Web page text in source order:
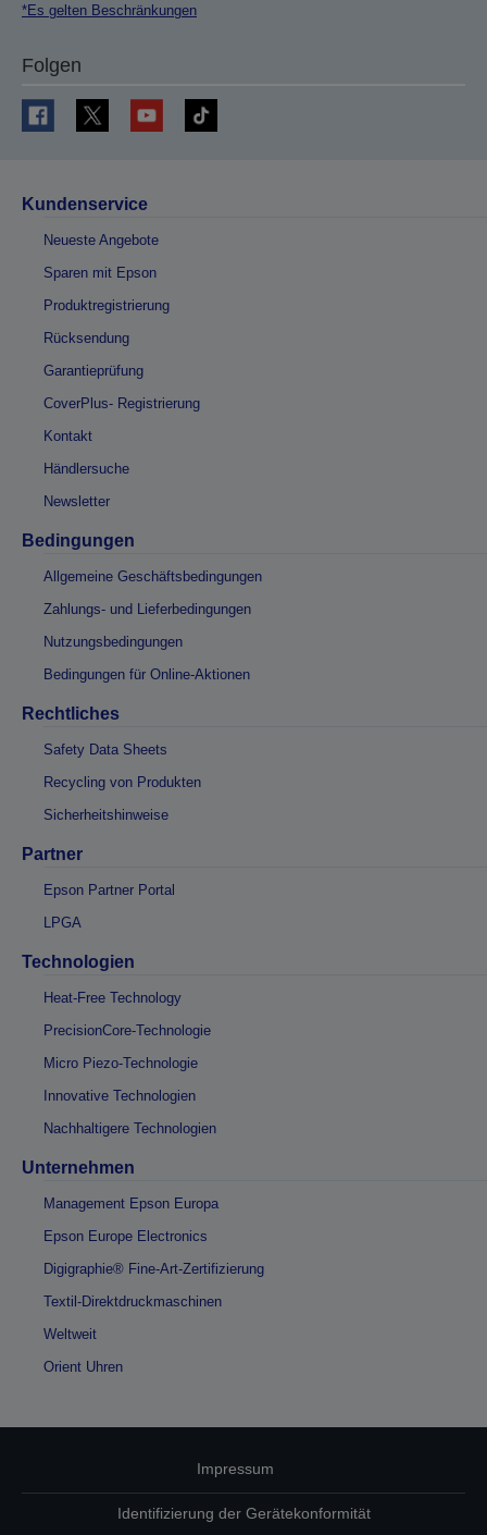
*Es gelten Beschränkungen
Folgen
Kundenservice
Neueste Angebote
Sparen mit Epson
Produktregistrierung
Rücksendung
Garantieprüfung
CoverPlus- Registrierung
Kontakt
Händlersuche
Newsletter
Bedingungen
Allgemeine Geschäftsbedingungen
Zahlungs- und Lieferbedingungen
Nutzungsbedingungen
Bedingungen für Online-Aktionen
Rechtliches
Safety Data Sheets
Recycling von Produkten
Sicherheitshinweise
Partner
Epson Partner Portal
LPGA
Technologien
Heat-Free Technology
PrecisionCore-Technologie
Micro Piezo-Technologie
Innovative Technologien
Nachhaltigere Technologien
Unternehmen
Management Epson Europa
Epson Europe Electronics
Digigraphie® Fine-Art-Zertifizierung
Textil-Direktdruckmaschinen
Weltweit
Orient Uhren
Impressum
Identifizierung der Gerätekonformität